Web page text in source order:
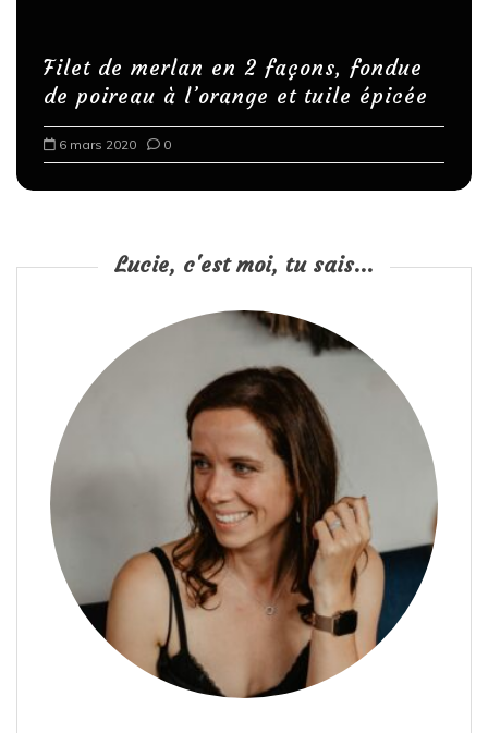
Filet de merlan en 2 façons, fondue
de poireau à l’orange et tuile épicée
6 mars 2020 0
Lucie, c'est moi, tu sais...